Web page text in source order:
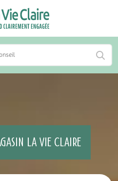
LA VIE CLAIRE